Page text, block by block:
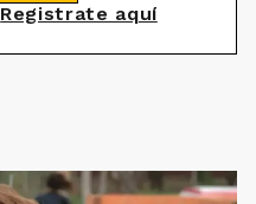
Registrate aquí